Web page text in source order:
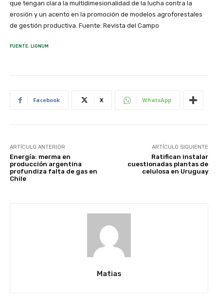
que tengan clara la multidimesionalidad de la lucha contra la
erosión y un acento en la promoción de modelos agroforestales
de gestión productiva. Fuente: Revista del Campo
FUENTE: LIGNUM
Facebook X WhatsApp
ARTÍCULO ANTERIOR
Energía: merma en
producción argentina
profundiza falta de gas en
Chile
ARTÍCULO SIGUIENTE
Ratifican instalar
cuestionadas plantas de
celulosa en Uruguay
Matias